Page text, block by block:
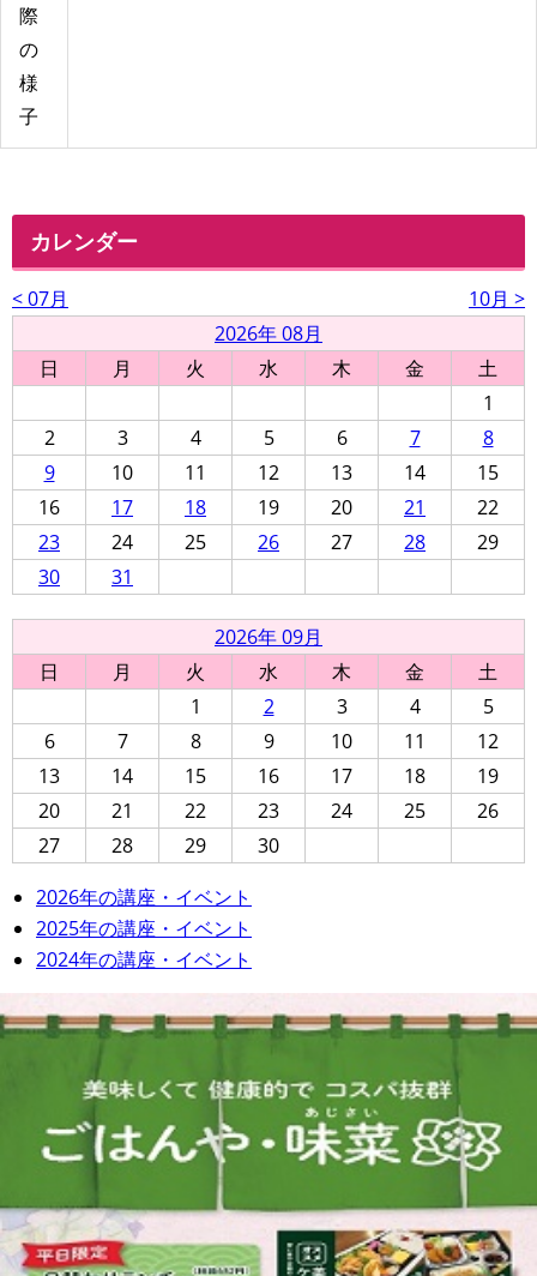
際
の
様
子
カレンダー
< 07月
10月 >
2026年 08月
日
月 火 水 木 金
土
1
2
3 4 5 6 7
8
9
10 11 12 13 14
15
16
17 18 19 20 21
22
23
24 25 26 27 28
29
30
31
2026年 09月
日
月 火 水 木 金
土
1
2 3 4
5
6
7 8 9 10 11
12
13
14 15 16 17 18
19
20
21 22 23 24 25
26
27
28 29
30
2026年の講座・イベント
2025年の講座・イベント
2024年の講座・イベント